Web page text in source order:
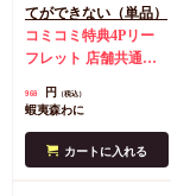
てができない（単品）
コミコミ特典4Pリー
フレット 店舗共通特
968 円 （税込）
蝦夷森わに
カートに入れる